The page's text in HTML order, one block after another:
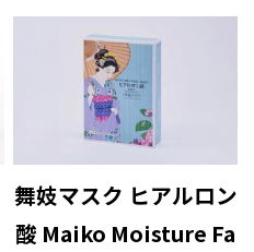
舞妓マスク ヒアルロン
酸 Maiko Moisture Fa